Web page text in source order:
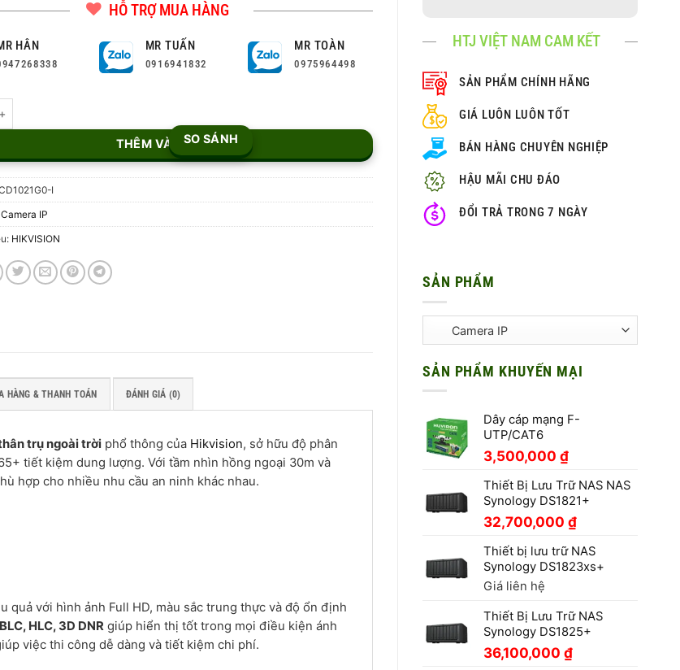
HTJ VIỆT NAM CAM KẾT
SẢN PHẨM CHÍNH HÃNG
GIÁ LUÔN LUÔN TỐT
BÁN HÀNG CHUYÊN NGHIỆP
HẬU MÃI CHU ĐÁO
ĐỔI TRẢ TRONG 7 NGÀY
SẢN PHẨM
SẢN PHẨM KHUYẾN MẠI
Dây cáp mạng F-
UTP/CAT6
3,500,000 ₫
Thiết Bị Lưu Trữ NAS NAS
Synology DS1821+
32,700,000 ₫
Thiết bị lưu trữ NAS
Synology DS1823xs+
Giá liên hệ
Thiết Bị Lưu Trữ NAS
Synology DS1825+
36,100,000 ₫
HỖ TRỢ MUA HÀNG
HÂN MR TUẤN
0916941832
MR TOÀN
0975964498
2MP Hikvision DS-2CD1021G0-I số lượng
THÊM VÀO GIỎSO SÁNH
I
Camera IP
HIKVISION
HÀNG & THANH TOÁN ĐÁNH GIÁ (0)
trụ ngoài trời phổ thông của Hikvision, sở hữu độ phân
tiết kiệm dung lượng. Với tầm nhìn hồng ngoại 30m và
hợp cho nhiều nhu cầu an ninh khác nhau.
quả với hình ảnh Full HD, màu sắc trung thực và độ ổn định
HLC, 3D DNR giúp hiển thị tốt trong mọi điều kiện ánh
việc thi công dễ dàng và tiết kiệm chi phí.